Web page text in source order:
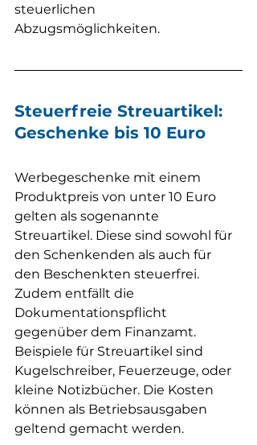
steuerlichen
Abzugsmöglichkeiten.
Steuerfreie Streuartikel:
Geschenke bis 10 Euro
Werbegeschenke mit einem
Produktpreis von unter 10 Euro
gelten als sogenannte
Streuartikel. Diese sind sowohl für
den Schenkenden als auch für
den Beschenkten steuerfrei.
Zudem entfällt die
Dokumentationspflicht
gegenüber dem Finanzamt.
Beispiele für Streuartikel sind
Kugelschreiber, Feuerzeuge, oder
kleine Notizbücher. Die Kosten
können als Betriebsausgaben
geltend gemacht werden.